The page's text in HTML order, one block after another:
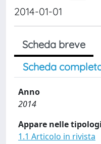
2014-01-01
Scheda breve
Scheda
Anno
2014
Appare nelle
1.1 Articolo in rivista